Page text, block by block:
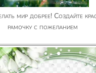
рамочку с пожеланием